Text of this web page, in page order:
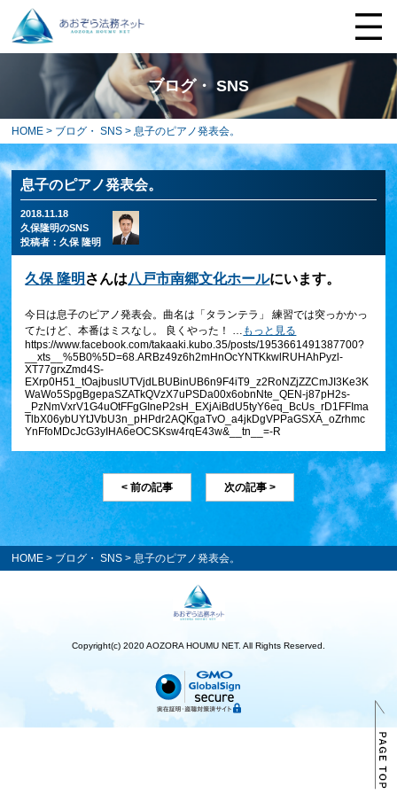
ブログ・ SNS
HOME > ブログ・ SNS > 息子のピアノ発表会。
息子のピアノ発表会。
2018.11.18
久保隆明のSNS
投稿者：久保 隆明
久保 隆明 さんは八戸市南郷文化ホールにいます。
今日は息子のピアノ発表会。曲名は「タランテラ」 練習では突っかかっ
てたけど、本番はミスなし。 良くやった！ … もっと見る
https://www.facebook.com/takaaki.kubo.35/posts/1953661491387700?
__xts__%5B0%5D=68.ARBz49z6h2mHnOcYNTKkwlRUHAhPyzl-
XT77grxZmd4S-
EXrp0H51_tOajbuslUTVjdLBUBinUB6n9F4iT9_z2RoNZjZZCmJI3Ke3K
WaWo5SpgBgepaSZATkQVzX7uPSDa00x6obnNte_QEN-j87pH2s-
_PzNmVxrV1G4uOtFFgGIneP2sH_EXjAiBdU5tyY6eq_BcUs_rD1FFIma
TlbX06ybUYtJVbU3n_pHPdr2AQKgaTvO_a4jkDgVPPaGSXA_oZrhmc
YnFfoMDcJcG3yIHA6eOCSKsw4rqE43w&__tn__=-R
< 前の記事 次の記事 >
HOME > ブログ・ SNS > 息子のピアノ発表会。
Copyright(c) 2020 AOZORA HOUMU NET. All Rights Reserved.